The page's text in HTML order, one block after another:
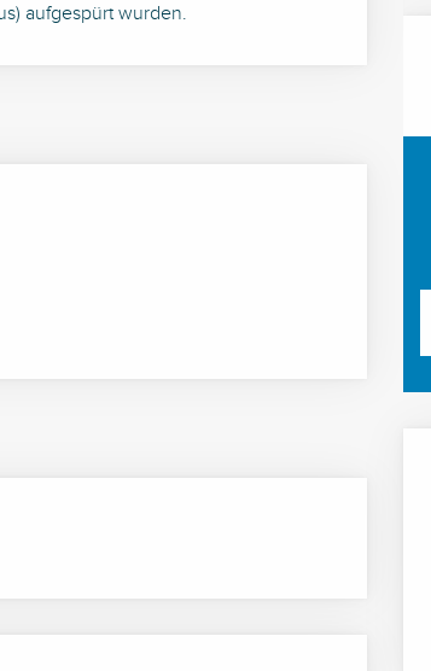
aufgespürt wurden.